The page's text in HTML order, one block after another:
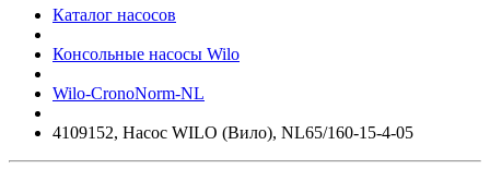
Каталог насосов
Консольные насосы Wilo
Wilo-CronoNorm-NL
4109152, Насос WILO (Вило), NL65/160-15-4-05